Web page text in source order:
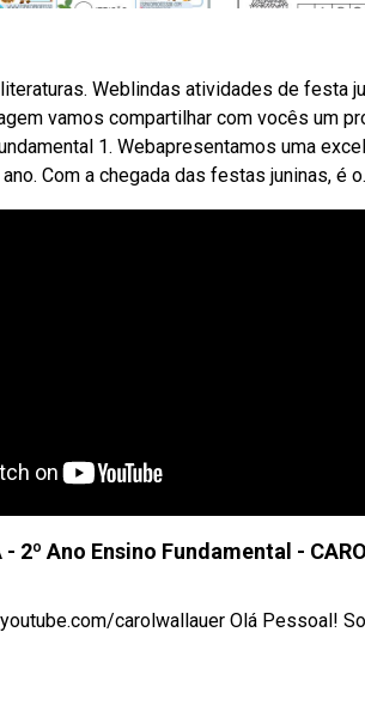
Weblindas atividades de festa
vamos compartilhar com vocês um
1. Webapresentamos uma
Com a chegada das festas juninas, é o.
- 2º Ano Ensino Fundamental -
carolwallauer Olá Pessoal!